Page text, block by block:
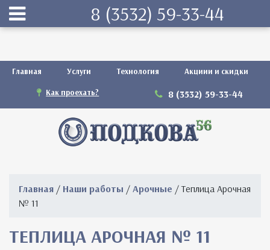
Главная Услуги Технология Акциии и скидки
Как проехать? 8 (3532) 59-33-44
Главная / Наши работы / Арочные / Теплица Арочная
№ 11
ТЕПЛИЦА АРОЧНАЯ № 11
8 (3532) 59-33-44